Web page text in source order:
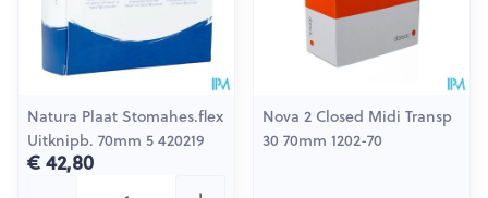
Natura Plaat Stomahes.flex
Uitknipb. 70mm 5 420219
€ 42,80
Nova 2 Closed Midi Transp
30 70mm 1202-70